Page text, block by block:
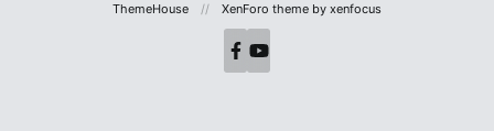
ThemeHouse
XenForo theme by xenfocus